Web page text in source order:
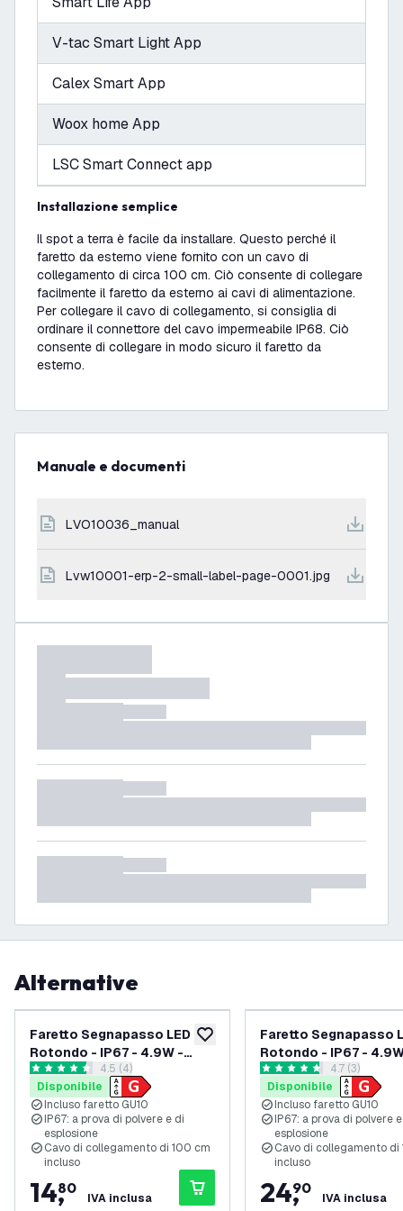
V-tac Smart Light App
Calex Smart App
Woox home App
LSC Smart Connect app
Installazione semplice
Il spot a terra è facile da installare. Questo perché il
faretto da esterno viene fornito con un cavo di
collegamento di circa 100 cm. Ciò consente di collegare
facilmente il faretto da esterno ai cavi di alimentazione.
Per collegare il cavo di collegamento, si consiglia di
ordinare il connettore del cavo impermeabile IP68. Ciò
consente di collegare in modo sicuro il faretto da
esterno.
Manuale e documenti
LVO10036_manual
lvw10001-erp-2-small-label-page-0001.jpg
Alternative
aggiungi alla lista desideri
Faretto Segnapasso LED
Rotondo - IP67 - 4.9W -
RGB+CCT - 1m Cavo
apri il cassetto delle recensioni
4.5 stelle di valutazione
4.5 (4)
Disponibile
Incluso faretto GU10
IP67: a prova di polvere e di
esplosione
Cavo di collegamento di 100 cm
incluso
14,
80
IVA inclusa
Faretto Segnapasso
Rotondo - IP67 -
RGB+CCT - 1m Cavo
apri il
4.7 stelle di valutazione
4.7 (3)
Disponibile
Incluso faretto GU10
IP67: a prova di polvere
esplosione
Cavo di collegamento di
incluso
24,
90
IVA inclusa